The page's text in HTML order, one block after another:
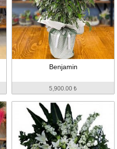
Benjamin
5,900.00 ₺